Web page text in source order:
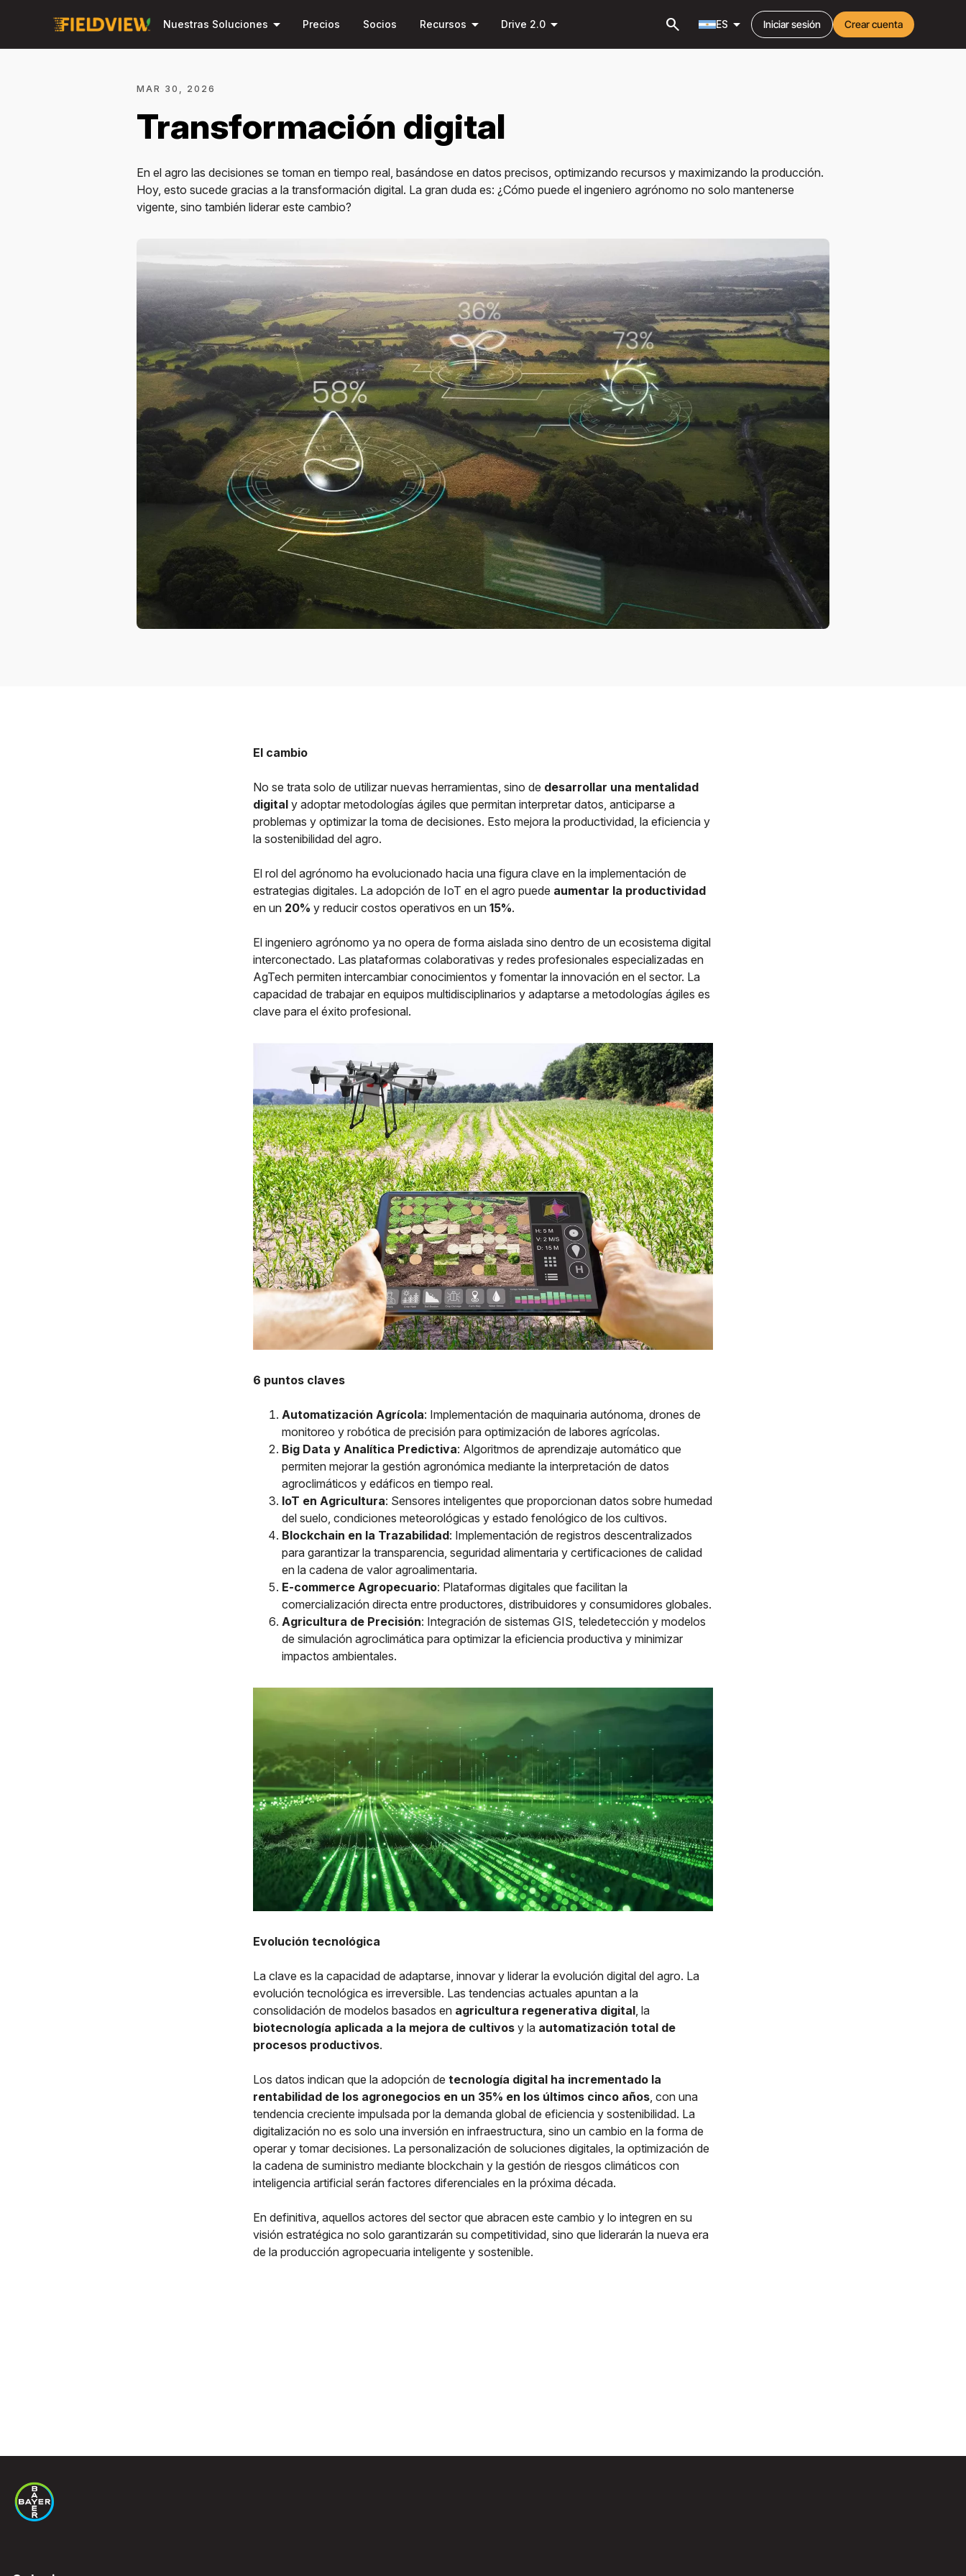
contenido
Nuestras Soluciones arrow_drop_down Precios Socios Recursos arrow_drop_down Drive 2.0arrow_drop_down search ES arrow_drop_down Iniciar sesión Crear cuenta
MAR 30, 2026
Transformación digital
En el agro las decisiones se toman en tiempo real, basándose en datos precisos, optimizando recursos y maximizando la producción.
Hoy, esto sucede gracias a la transformación digital. La gran duda es: ¿Cómo puede el ingeniero agrónomo no solo mantenerse
vigente, sino también liderar este cambio?
El cambio
No se trata solo de utilizar nuevas herramientas, sino de desarrollar una mentalidad
digital y adoptar metodologías ágiles que permitan interpretar datos, anticiparse a
problemas y optimizar la toma de decisiones. Esto mejora la productividad, la eficiencia y
la sostenibilidad del agro.
El rol del agrónomo ha evolucionado hacia una figura clave en la implementación de
estrategias digitales. La adopción de IoT en el agro puede aumentar la productividad
en un 20% y reducir costos operativos en un 15%.
El ingeniero agrónomo ya no opera de forma aislada sino dentro de un ecosistema digital
interconectado. Las plataformas colaborativas y redes profesionales especializadas en
AgTech permiten intercambiar conocimientos y fomentar la innovación en el sector. La
capacidad de trabajar en equipos multidisciplinarios y adaptarse a metodologías ágiles es
clave para el éxito profesional.
6 puntos claves
Automatización Agrícola: Implementación de maquinaria autónoma, drones de
monitoreo y robótica de precisión para optimización de labores agrícolas.
Big Data y Analítica Predictiva: Algoritmos de aprendizaje automático que
permiten mejorar la gestión agronómica mediante la interpretación de datos
agroclimáticos y edáficos en tiempo real.
IoT en Agricultura: Sensores inteligentes que proporcionan datos sobre humedad
del suelo, condiciones meteorológicas y estado fenológico de los cultivos.
Blockchain en la Trazabilidad: Implementación de registros descentralizados
para garantizar la transparencia, seguridad alimentaria y certificaciones de calidad
en la cadena de valor agroalimentaria.
E-commerce Agropecuario: Plataformas digitales que facilitan la
comercialización directa entre productores, distribuidores y consumidores globales.
Agricultura de Precisión: Integración de sistemas GIS, teledetección y modelos
de simulación agroclimática para optimizar la eficiencia productiva y minimizar
impactos ambientales.
Evolución tecnológica
La clave es la capacidad de adaptarse, innovar y liderar la evolución digital del agro. La
evolución tecnológica es irreversible. Las tendencias actuales apuntan a la
consolidación de modelos basados en agricultura regenerativa digital , la
biotecnología aplicada a la mejora de cultivos y la automatización total de
procesos productivos.
Los datos indican que la adopción de tecnología digital ha incrementado la
rentabilidad de los agronegocios en un 35% en los últimos cinco años , con una
tendencia creciente impulsada por la demanda global de eficiencia y sostenibilidad. La
digitalización no es solo una inversión en infraestructura, sino un cambio en la forma de
operar y tomar decisiones. La personalización de soluciones digitales, la optimización de
la cadena de suministro mediante blockchain y la gestión de riesgos climáticos con
inteligencia artificial serán factores diferenciales en la próxima década.
En definitiva, aquellos actores del sector que abracen este cambio y lo integren en su
visión estratégica no solo garantizarán su competitividad, sino que liderarán la nueva era
de la producción agropecuaria inteligente y sostenible.